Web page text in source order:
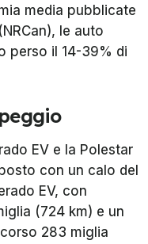
media pubblicate
( NRCan), le auto
perso il 14-39% di
EV e la Polestar
con un calo del
EV, con
(724 km) e un
283 miglia